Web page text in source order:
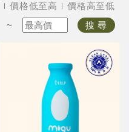
價格低至高
價格高至低
~ 搜 尋